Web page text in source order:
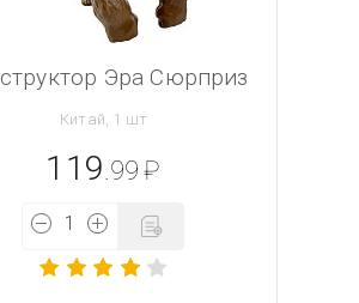
Эра Сюрприз
Китай, 1 шт
119 .99 ₽